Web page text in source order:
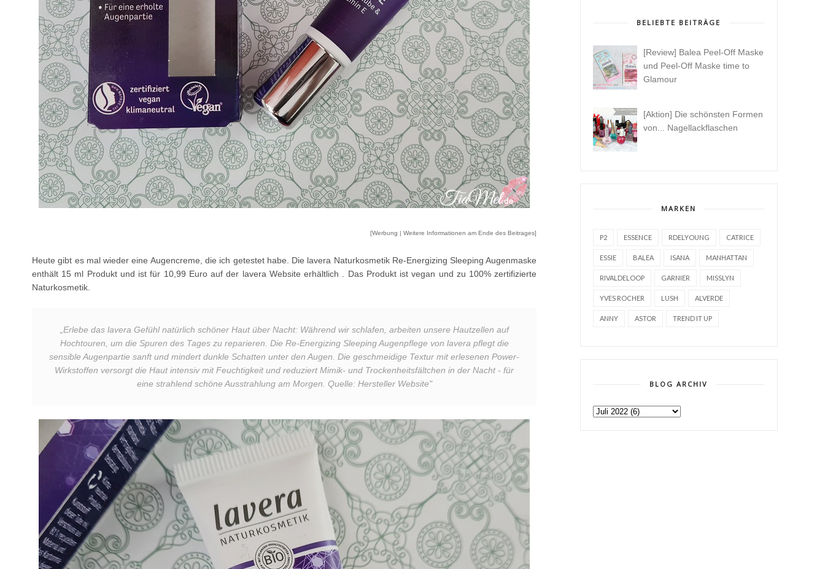
[Werbung | Weitere Informationen am Ende des Beitrages]
Heute gibt es mal wieder eine Augencreme, die ich getestet habe. Die lavera Naturkosmetik Re-Energizing Sleeping Augenmaske
enthält 15 ml Produkt und ist für 10,99 Euro auf der lavera Website erhältlich . Das Produkt ist vegan und zu 100% zertifizierte
Naturkosmetik.
Erlebe das lavera Gefühl natürlich schöner Haut über Nacht: Während wir schlafen, arbeiten unsere Hautzellen auf
Hochtouren, um die Spuren des Tages zu reparieren. Die Re-Energizing Sleeping Augenpflege von lavera pflegt die
sensible Augenpartie sanft und mindert dunkle Schatten unter den Augen. Die geschmeidige Textur mit erlesenen Power-
Wirkstoffen versorgt die Haut intensiv mit Feuchtigkeit und reduziert Mimik- und Trockenheitsfältchen in der Nacht - für
eine strahlend schöne Ausstrahlung am Morgen. Quelle: Hersteller Website"
BELIEBTE BEITRÄGE
[Review] Balea Peel-Off Maske
und Peel-Off Maske time to
Glamour
[Aktion] Die schönsten Formen
von... Nagellackflaschen
MARKEN
P2 ESSENCE RDELYOUNG CATRICE
ESSIE BALEA ISANA MANHATTAN
RIVALDELOOP GARNIER MISSLYN
YVES ROCHER LUSH ALVERDE
ANNY ASTOR TREND IT UP
BLOG ARCHIV